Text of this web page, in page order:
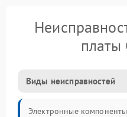
платы
Виды неисправностей
Электронные компоненты